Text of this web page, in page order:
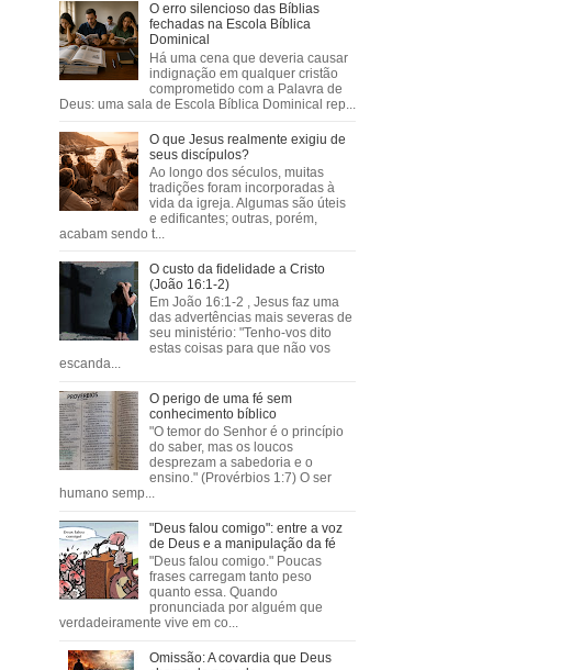
O erro silencioso das Bíblias
fechadas na Escola Bíblica
Dominical
Há uma cena que deveria causar
indignação em qualquer cristão
comprometido com a Palavra de
Deus: uma sala de Escola Bíblica Dominical rep...
O que Jesus realmente exigiu de
seus discípulos?
Ao longo dos séculos, muitas
tradições foram incorporadas à
vida da igreja. Algumas são úteis
e edificantes; outras, porém,
acabam sendo t...
O custo da fidelidade a Cristo
(João 16:1-2)
Em João 16:1-2 , Jesus faz uma
das advertências mais severas de
seu ministério: "Tenho-vos dito
estas coisas para que não vos
escanda...
O perigo de uma fé sem
conhecimento bíblico
"O temor do Senhor é o princípio
do saber, mas os loucos
desprezam a sabedoria e o
ensino." (Provérbios 1:7) O ser
humano semp...
"Deus falou comigo": entre a voz
de Deus e a manipulação da fé
"Deus falou comigo." Poucas
frases carregam tanto peso
quanto essa. Quando
pronunciada por alguém que
verdadeiramente vive em co...
Omissão: A covardia que Deus